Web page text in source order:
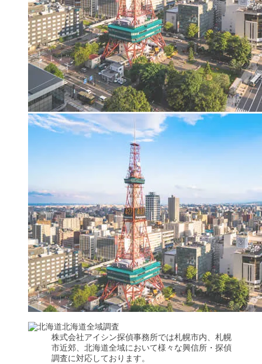
北海道全域調査
株式会社アイシン探偵事務所では札幌市内、札幌
市近郊、北海道全域において様々な興信所・探偵
調査に対応しております。